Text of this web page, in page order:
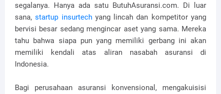
segalanya. Hanya ada satu ButuhAsuransi.com. Di luar
sana,startup insurtechyang lincah dan kompetitor yang
bervisi besar sedang mengincar aset yang sama. Mereka
tahu bahwa siapa pun yang memiliki gerbang ini akan
memiliki kendali atas aliran nasabah asuransi di
Indonesia.
Bagi perusahaan asuransi konvensional, mengakuisisi